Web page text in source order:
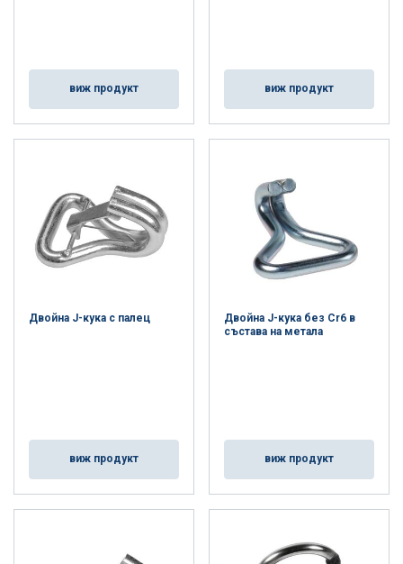
виж продукт виж продукт
Двойна J-кука с палец
виж продукт
Двойна J-кука без Cr6 в
състава на метала
виж продукт